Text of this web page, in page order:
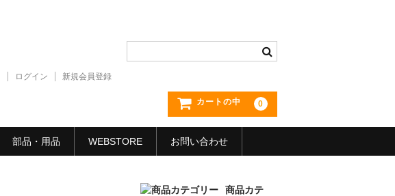
ログイン 新規会員登録
カートの中 0
部品・用品 WEBSTORE お問い合わせ
商品カテ